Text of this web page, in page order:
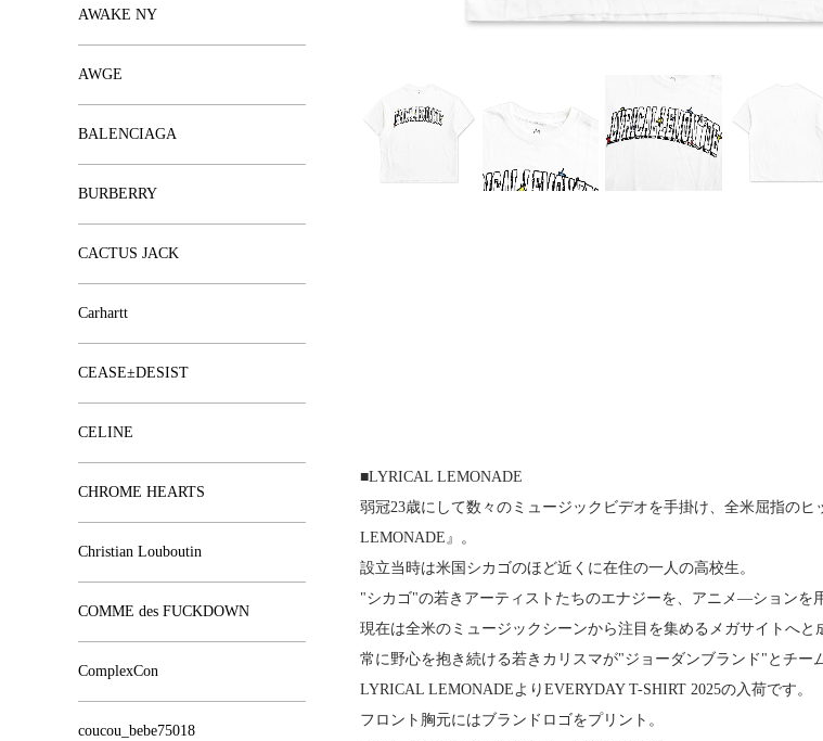
■LYRICAL LEMONADE
弱冠23歳にして数々のミュージックビデオを手掛け、全米屈指の
LEMONADE』。
設立当時は米国シカゴのほど近くに在住の一人の高校生。
"シカゴ"の若きアーティストたちのエナジーを、アニメ―ションを
現在は全米のミュージックシーンから注目を集めるメガサイトへと
常に野心を抱き続ける若きカリスマが"ジョーダンブランド"とチー
LYRICAL LEMONADEよりEVERYDAY T-SHIRT 2025の入荷です。
フロント胸元にはブランドロゴをプリント。
AWAKE NY
AWGE
BALENCIAGA
BURBERRY
CACTUS JACK
Carhartt
CEASE±DESIST
CELINE
CHROME HEARTS
Christian Louboutin
COMME des FUCKDOWN
ComplexCon
coucou_bebe75018